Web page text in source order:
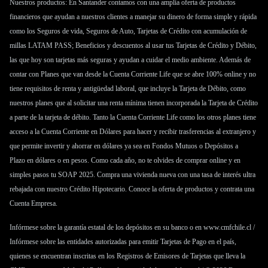
Nuestros productos: En Santander contamos con una amplia oferta de productos
financieros que ayudan a nuestros clientes a manejar su dinero de forma simple y rápida
como los Seguros de vida, Seguros de Auto, Tarjetas de Crédito con acumulación de
millas LATAM PASS; Beneficios y descuentos al usar tus Tarjetas de Crédito y Débito,
las que hoy son tarjetas más seguras y ayudan a cuidar el medio ambiente. Además de
contar con Planes que van desde la Cuenta Corriente Life que se abre 100% online y no
tiene requisitos de renta y antigüedad laboral, que incluye la Tarjeta de Débito, como
nuestros planes que al solicitar una renta mínima tienen incorporada la Tarjeta de Crédito
a parte de la tarjeta de débito. Tanto la Cuenta Corriente Life como los otros planes tiene
acceso a la Cuenta Corriente en Dólares para hacer y recibir trasferencias al extranjero y
que permite invertir y ahorrar en dólares ya sea en Fondos Mutuos o Depósitos a
Plazo en dólares o en pesos. Como cada año, no te olvides de comprar online y en
simples pasos tu SOAP 2025. Compra una vivienda nueva con una tasa de interés ultra
rebajada con nuestro Crédito Hipotecario. Conoce la oferta de productos y contrata una
Cuenta Empresa.
Infórmese sobre la garantía estatal de los depósitos en su banco o en www.cmfchile.cl /
Infórmese sobre las entidades autorizadas para emitir Tarjetas de Pago en el país,
quienes se encuentran inscritas en los Registros de Emisores de Tarjetas que lleva la